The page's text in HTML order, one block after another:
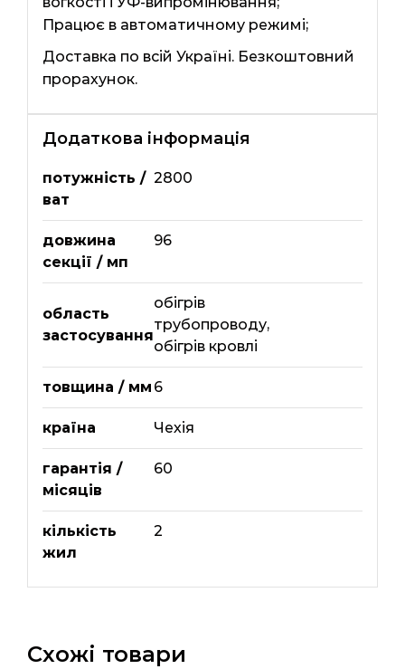
Працює в автоматичному режимі;
Доставка по всій Україні. Безкоштовний
прорахунок.
Додаткова інформація
потужність /
ват
2800
довжина
секції / мп
96
область
застосування
обігрів
трубопроводу,
обігрів кровлі
товщина / мм 6
країна Чехія
гарантія /
місяців
60
кількість
жил
2
Схожі товари